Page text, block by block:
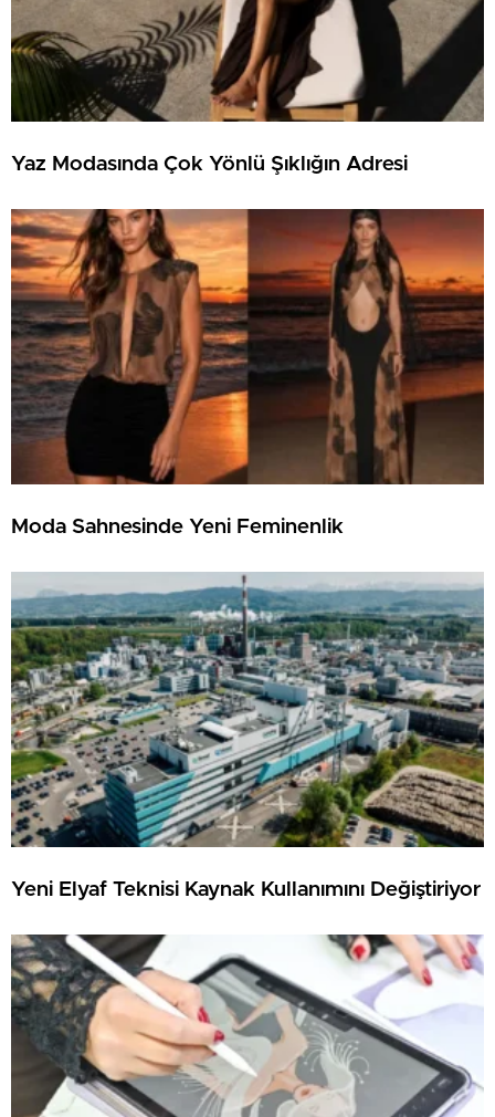
Yaz Modasında Çok Yönlü Şıklığın Adresi
Moda Sahnesinde Yeni Feminenlik
Yeni Elyaf Teknisi Kaynak Kullanımını Değiştiriyor